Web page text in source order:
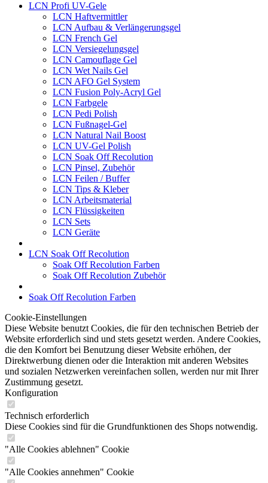
LCN Profi UV-Gele
LCN Haftvermittler
LCN Aufbau & Verlängerungsgel
LCN French Gel
LCN Versiegelungsgel
LCN Camouflage Gel
LCN Wet Nails Gel
LCN AFO Gel System
LCN Fusion Poly-Acryl Gel
LCN Farbgele
LCN Pedi Polish
LCN Fußnagel-Gel
LCN Natural Nail Boost
LCN UV-Gel Polish
LCN Soak Off Recolution
LCN Pinsel, Zubehör
LCN Feilen / Buffer
LCN Tips & Kleber
LCN Arbeitsmaterial
LCN Flüssigkeiten
LCN Sets
LCN Geräte
LCN Soak Off Recolution
Soak Off Recolution Farben
Soak Off Recolution Zubehör
Soak Off Recolution Farben
Cookie-Einstellungen
Diese Website benutzt Cookies, die für den technischen Betrieb der
Website erforderlich sind und stets gesetzt werden. Andere Cookies,
die den Komfort bei Benutzung dieser Website erhöhen, der
Direktwerbung dienen oder die Interaktion mit anderen Websites
und sozialen Netzwerken vereinfachen sollen, werden nur mit Ihrer
Zustimmung gesetzt.
Konfiguration
Technisch erforderlich
Diese Cookies sind für die Grundfunktionen des Shops notwendig.
"Alle Cookies ablehnen" Cookie
"Alle Cookies annehmen" Cookie